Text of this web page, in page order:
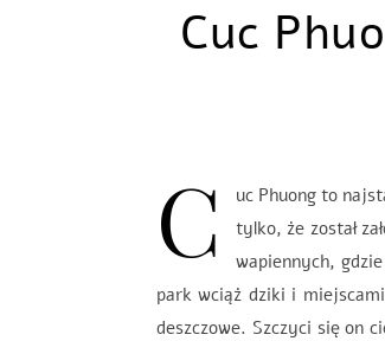
Cuc
C
uc Phuong to
tylko, że został
wapiennych,
park wciąż dziki i
deszczowe. Szczyci się on